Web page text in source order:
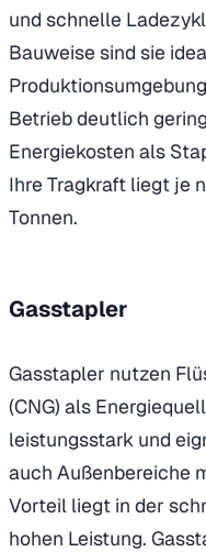
und schnelle
Bauweise sind sie
Betrieb deutlich
Energiekosten als
Ihre Tragkraft liegt je
Tonnen.
Gasstapler
Gasstapler nutzen
(CNG) als
leistungsstark und
auch Außenbereiche
Vorteil liegt in der
hohen Leistung.